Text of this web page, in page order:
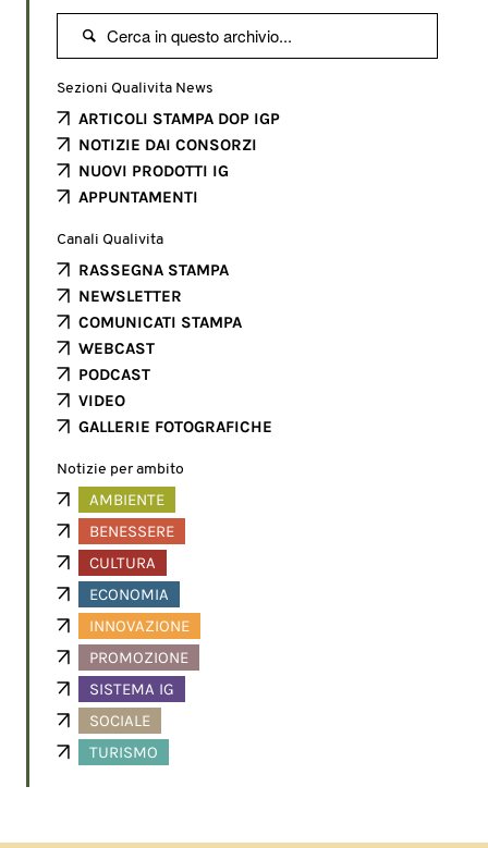

Sezioni Qualivita News
ARTICOLI STAMPA DOP IGP
NOTIZIE DAI CONSORZI
NUOVI PRODOTTI IG
APPUNTAMENTI
Canali Qualivita
RASSEGNA STAMPA
NEWSLETTER
COMUNICATI STAMPA
WEBCAST
PODCAST
VIDEO
GALLERIE FOTOGRAFICHE
Notizie per ambito
AMBIENTE
BENESSERE
CULTURA
ECONOMIA
INNOVAZIONE
PROMOZIONE
SISTEMA IG
SOCIALE
TURISMO